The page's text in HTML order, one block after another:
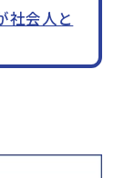
社会人と